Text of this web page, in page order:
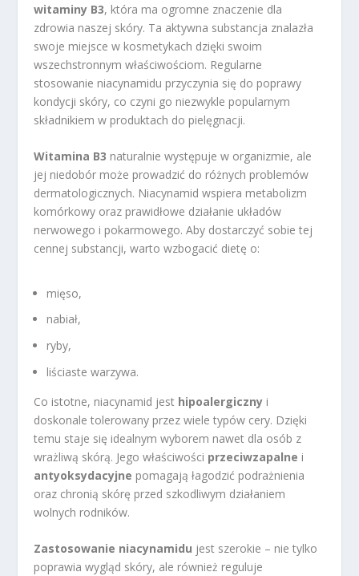
witaminy B3, która ma ogromne znaczenie dla
zdrowia naszej skóry. Ta aktywna substancja znalazła
swoje miejsce w kosmetykach dzięki swoim
wszechstronnym właściwościom. Regularne
stosowanie niacynamidu przyczynia się do poprawy
kondycji skóry, co czyni go niezwykle popularnym
składnikiem w produktach do pielęgnacji.
Witamina B3 naturalnie występuje w organizmie, ale
jej niedobór może prowadzić do różnych problemów
dermatologicznych. Niacynamid wspiera metabolizm
komórkowy oraz prawidłowe działanie układów
nerwowego i pokarmowego. Aby dostarczyć sobie tej
cennej substancji, warto wzbogacić dietę o:
mięso,
nabiał,
ryby,
liściaste warzywa.
Co istotne, niacynamid jest hipoalergiczny i
doskonale tolerowany przez wiele typów cery. Dzięki
temu staje się idealnym wyborem nawet dla osób z
wrażliwą skórą. Jego właściwości przeciwzapalne i
antyoksydacyjne pomagają łagodzić podrażnienia
oraz chronią skórę przed szkodliwym działaniem
wolnych rodników.
Zastosowanie niacynamidu jest szerokie – nie tylko
poprawia wygląd skóry, ale również reguluje